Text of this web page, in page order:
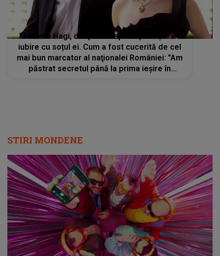
Marilena Hagi, despre începutul poveștii de
iubire cu soțul ei. Cum a fost cucerită de cel
mai bun marcator al naţionalei României: "Am
păstrat secretul până la prima ieșire în
STIRI MONDENE